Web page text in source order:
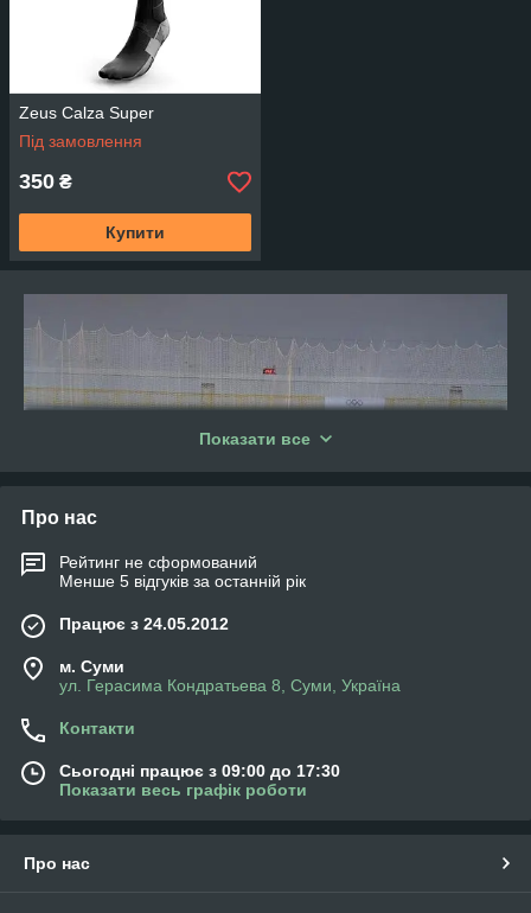
Zeus Calza Super
Під замовлення
350 ₴
Купити
Показати все
Про нас
Рейтинг не сформований
Менше 5 відгуків за останній рік
Працює з 24.05.2012
м. Суми
ул. Герасима Кондратьева 8, Суми, Україна
Контакти
Сьогодні працює з 09:00 до 17:30
Показати весь графік роботи
Про нас